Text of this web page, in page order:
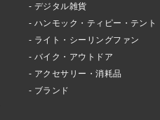
デジタル雑貨
ハンモック・ティピー・テント
ライト・シーリングファン
バイク・アウトドア
アクセサリー・消耗品
ブランド